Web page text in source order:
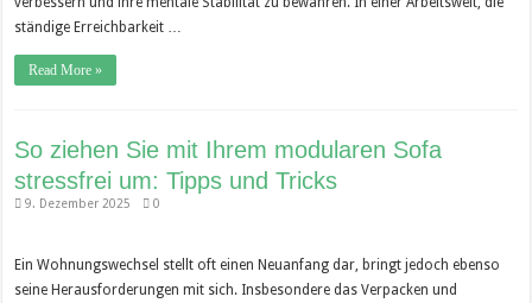
ständige Erreichbarkeit …
Read More »
So ziehen Sie mit Ihrem modularen Sofa
stressfrei um: Tipps und Tricks
9. Dezember 2025 0
Ein Wohnungswechsel stellt oft einen Neuanfang dar, bringt jedoch ebenso
seine Herausforderungen mit sich. Insbesondere das Verpacken und